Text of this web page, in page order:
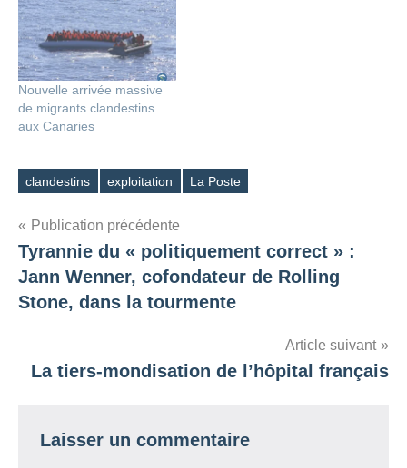
Nouvelle arrivée massive
de migrants clandestins
aux Canaries
Étiquettes
clandestins exploitation La Poste
Navigation
de
l’article
Publication précédente
Tyrannie du « politiquement correct » :
Jann Wenner, cofondateur de Rolling
Stone, dans la tourmente
Article suivant
La tiers-mondisation de l’hôpital français
Laisser un commentaire